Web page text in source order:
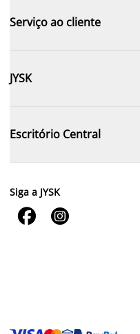
Serviço ao cliente
JYSK
Escritório Central
Siga a JYSK
 